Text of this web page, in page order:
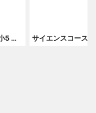
サイエンスコース ニュートンランド 小5 算数 12月号